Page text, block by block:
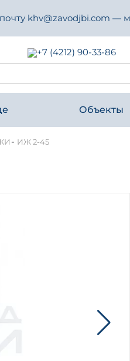
khv@zavodjbi.com —
+7 (4212) 90-33-86
Объекты
- ИЖ 2-45